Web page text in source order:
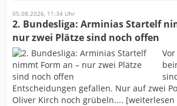
05.08.2026, 11:34 Uhr
2. Bundesliga: Arminias Startelf
nur zwei Plätze sind noch offen
Entscheidungen gefallen. Nur auf zwei
Oliver Kirch noch grübeln....